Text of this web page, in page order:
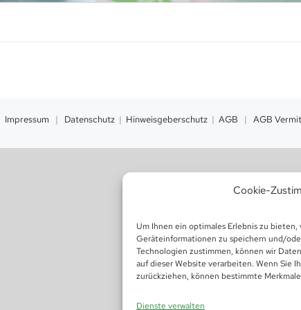
Cookie-
Um Ihnen ein optimales Erlebnis zu
Geräteinformationen zu speichern und/
Technologien zustimmen, können wir
auf dieser Website verarbeiten. Wenn Sie
zurückziehen, können bestimmte
Dienste verwalten
Impressum | Datenschutz | Hinweisgeberschutz | AGB | AGB